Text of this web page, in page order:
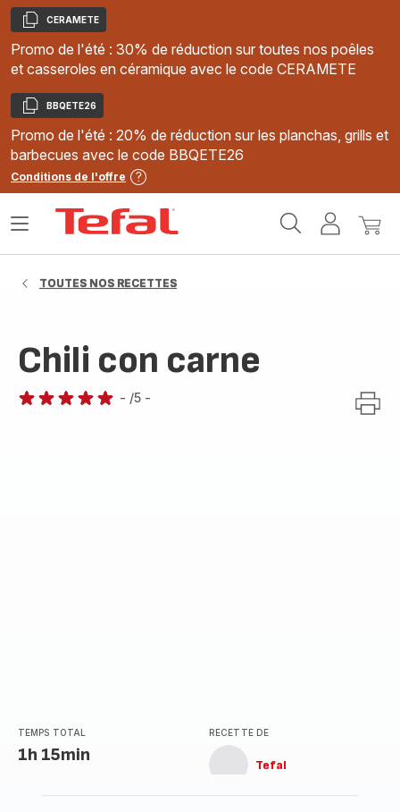
Copier
CERAMETE
Promo de l'été : 30% de réduction sur toutes nos poêles
et casseroles en céramique avec le code CERAMETE
Copier
BBQETE26
Promo de l'été : 20% de réduction sur les planchas, grills et
barbecues avec le code BBQETE26
Conditions de l'offre
MonMon
Ouvrir
TOUTES NOS RECETTES
Chili con carne
- /5 -
TEMPS TOTAL
1h 15min
RECETTE DE
Tefal